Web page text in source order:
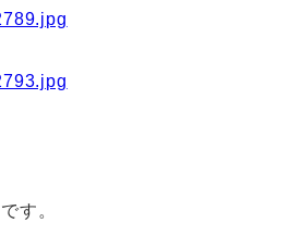
です。